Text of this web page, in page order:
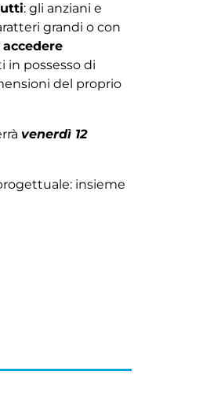
: gli anziani e
grandi o con
accedere
in possesso di
del proprio
venerdì 12
insieme